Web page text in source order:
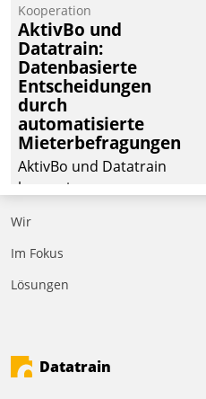
Kooperation
AktivBo und
Datatrain:
Datenbasierte
Entscheidungen
durch
automatisierte
Mieterbefragungen
AktivBo und Datatrain
kooperieren –
profitieren: Die nahtlose
Integration der Lösungen
Datatrain ermöglicht
Mieterbefragungen – eine
starke Grundlage für
Wir
Im Fokus
Lösungen
Datatrain